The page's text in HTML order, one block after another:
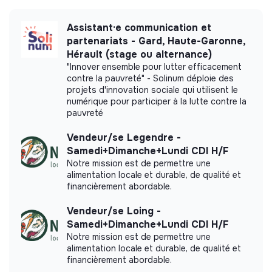
More information
Nonprofit organization
< 15 persons
Food
Impact study
Lelefan did not yet communicate its impact
measurement.
Labels and certifications
Assistant·e communication et
partenariats - Gard, Haute-Garonne,
Hérault (stage ou alternance)
"Innover ensemble pour lutter efficacement
contre la pauvreté" - Solinum déploie des
projets d'innovation sociale qui utilisent le
numérique pour participer à la lutte contre la
pauvreté
Vendeur/se Legendre -
Samedi+Dimanche+Lundi CDI H/F
Notre mission est de permettre une
alimentation locale et durable, de qualité et
financièrement abordable.
Vendeur/se Loing -
Samedi+Dimanche+Lundi CDI H/F
Notre mission est de permettre une
alimentation locale et durable, de qualité et
financièrement abordable.